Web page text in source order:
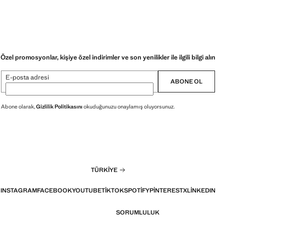
Özel promosyonlar, kişiye özel indirimler ve son yenilikler ile ilgili bilgi alın
E-posta adresi ABONE OL
Abone olarak,Gizlilik Politikasını okuduğunuzu onaylamış oluyorsunuz.
TÜRKIYE
INSTAGRAMFACEBOOKYOUTUBETIKTOKSPOTIFYPINTERESTXLINKEDIN
SORUMLULUK